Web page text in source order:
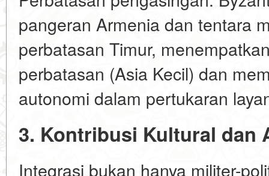
pangeran Armenia dan tentara
perbatasan Timur,
perbatasan (Asia Kecil) dan
autonomi dalam pertukaran
3. Kontribusi Kultural dan
Integrasi bukan hanya militer-